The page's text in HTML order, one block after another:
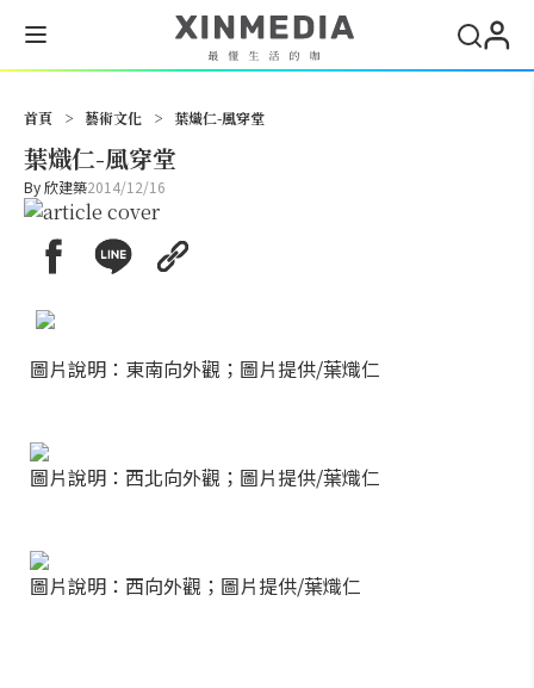
首頁 > 藝術文化 > 葉熾仁-風穿堂
葉熾仁-風穿堂
By欣建築2014/12/16
圖片說明：東南向外觀；圖片提供/葉熾仁
圖片說明：西北向外觀；圖片提供/葉熾仁
圖片說明：西向外觀；圖片提供/葉熾仁